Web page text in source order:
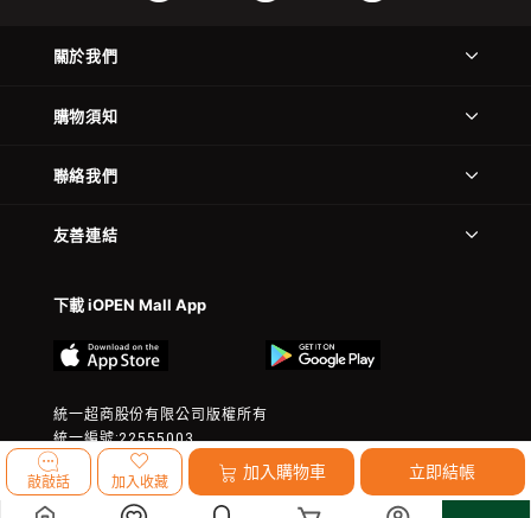
敲敲話 加入收藏
加入購物車 立即結帳
關於我們
購物須知
聯絡我們
友善連結
下載 iOPEN Mall App
統一超商股份有限公司版權所有
統一編號:22555003
© 2023 President Chain Store Corp. All rights reserved.